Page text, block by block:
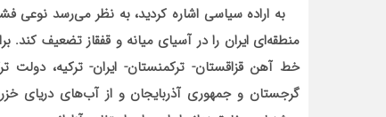
به اراده سیاسی اشاره کردید، به نظر می‌رسد
منطقه‌ای ایران را در آسیای میانه و قفقاز تضعیف
خط آهن قزاقستان- ترکمنستان- ایران- ترکیه، دولت
گرجستان و جمهوری آذربایجان و از آب‌های دریای